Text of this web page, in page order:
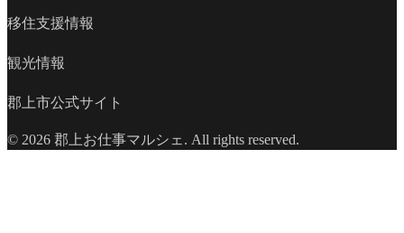
移住支援情報
観光情報
郡上市公式サイト
© 2026 郡上お仕事マルシェ. All rights reserved.